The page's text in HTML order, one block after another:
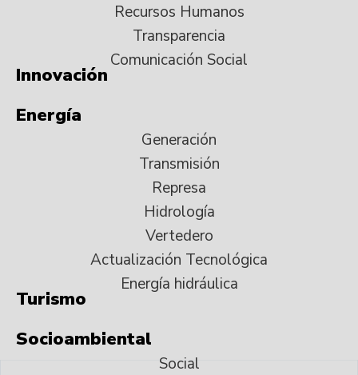
Recursos Humanos
Transparencia
Comunicación Social
Innovación
Energía
Generación
Transmisión
Represa
Hidrología
Vertedero
Actualización Tecnológica
Energía hidráulica
Turismo
Socioambiental
Social